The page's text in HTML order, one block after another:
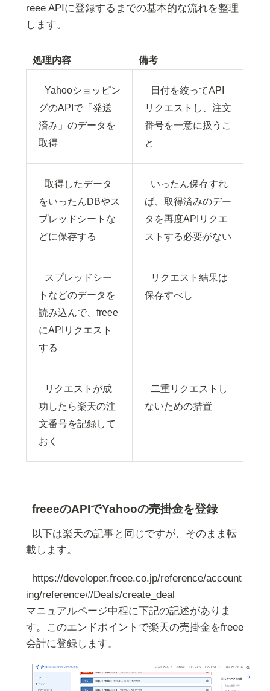
reee APIに登録するまでの基本的な流れを整理
します。
処理内容 備考
Yahooショッピン
グのAPIで「発送
済み」のデータを
取得
日付を絞ってAPI
リクエストし、注文
番号を一意に扱うこ
と
取得したデータ
をいったんDBやス
プレッドシートな
どに保存する
いったん保存すれ
ば、取得済みのデー
タを再度APIリクエ
ストする必要がない
スプレッドシー
トなどのデータを
読み込んで、freee
にAPIリクエスト
する
リクエスト結果は
保存すべし
リクエストが成
功したら楽天の注
文番号を記録して
おく
二重リクエストし
ないための措置
freeeのAPIでYahooの売掛金を登録
以下は楽天の記事と同じですが、そのまま転
載します。
https://developer.freee.co.jp/reference/account
ing/reference#/Deals/create_deal
マニュアルページ中程に下記の記述がありま
す。このエンドポイントで楽天の売掛金をfreee
会計に登録します。